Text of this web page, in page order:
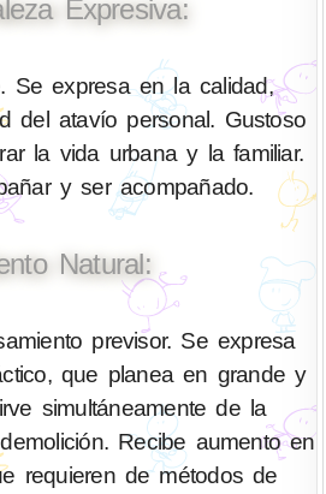
Expresiva:
Se expresa en la calidad,
del atavío personal. Gustoso
la vida urbana y la familiar.
y ser acompañado.
Natural:
previsor. Se expresa
que planea en grande y
simultáneamente de la
Recibe aumento en
requieren de métodos de